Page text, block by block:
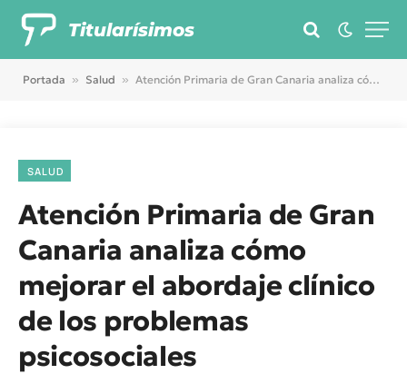
Titularísimos
Portada » Salud » Atención Primaria de Gran Canaria analiza cómo mejorar el abordaje clínico de los problemas psicosociales
SALUD
Atención Primaria de Gran
Canaria analiza cómo
mejorar el abordaje clínico
de los problemas
psicosociales